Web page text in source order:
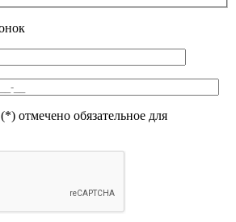
отмечено обязательное для